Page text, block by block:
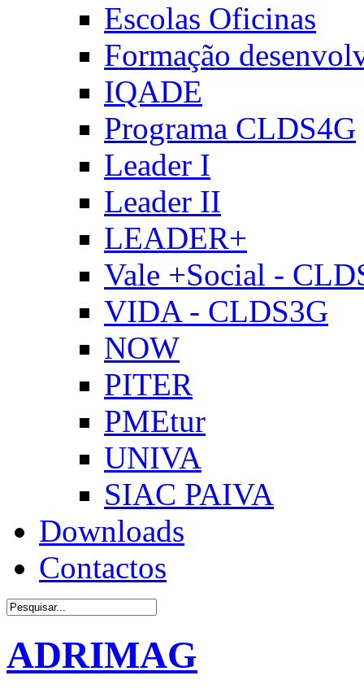
Escolas Oficinas
Formação
IQADE
Programa CLDS4G
Leader I
Leader II
LEADER+
Vale +Social -
VIDA - CLDS3G
NOW
PITER
PMEtur
UNIVA
SIAC PAIVA
Downloads
Contactos
ADRIMAG